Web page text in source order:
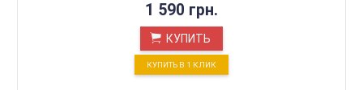
1 590 грн.
КУПИТЬ
КУПИТЬ В 1 КЛИК